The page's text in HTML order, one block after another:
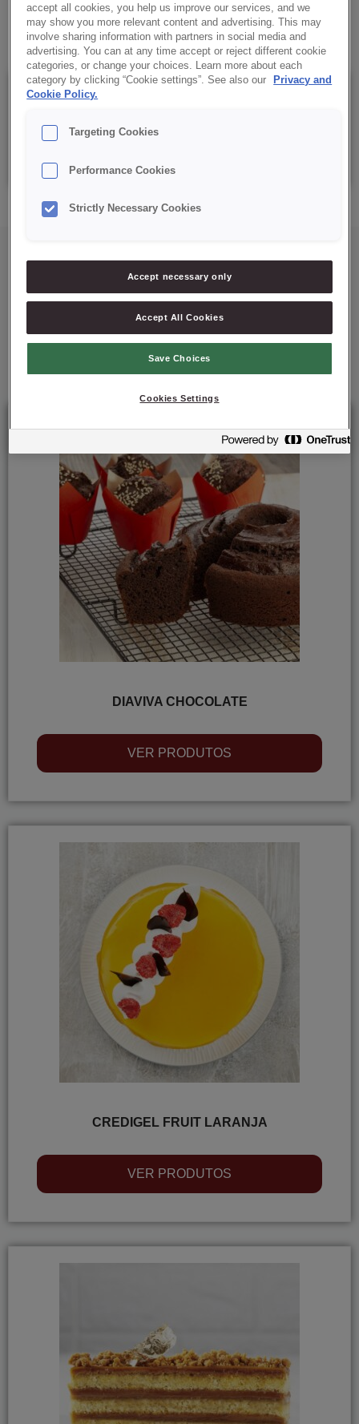
Aplicação: 50 %
Details
Mais soluções para si
DIAVIVA CHOCOLATE
VER PRODUTOS
CREDIGEL FRUIT LARANJA
VER PRODUTOS
accept all cookies, you help us improve our services, and we
may show you more relevant content and advertising. This may
involve sharing information with partners in social media and
advertising. You can at any time accept or reject different cookie
categories, or change your choices. Learn more about each
category by clicking “Cookie settings”. See also our
Privacy and
Cookie Policy.
Targeting Cookies
Performance Cookies
Strictly Necessary Cookies
Accept necessary only
Accept All Cookies
Save Choices
Cookies Settings